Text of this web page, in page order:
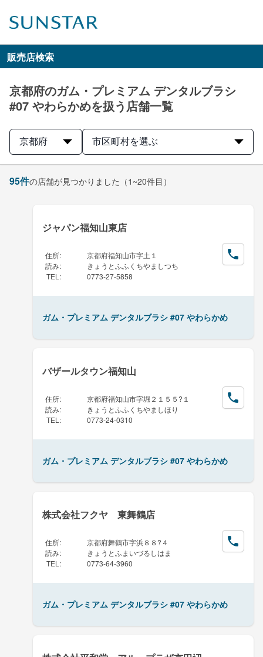
販売店検索
京都府のガム・プレミアム デンタルブラシ
#07 やわらかめを扱う店舗一覧
京都府 市区町村を選ぶ
95件の店舗が見つかりました （1~20件目）
ジャパン福知山東店
住所:
京都府福知山市字土１
読み:
きょうとふふくちやましつち
TEL : 0773-27-5858
ガム・プレミアム デンタルブラシ #07 やわらかめ
バザールタウン福知山
住所:
京都府福知山市字堀２１５５?１
読み:
きょうとふふくちやましほり
TEL : 0773-24-0310
ガム・プレミアム デンタルブラシ #07 やわらかめ
株式会社フクヤ 東舞鶴店
住所:
京都府舞鶴市字浜８８?４
読み:
きょうとふまいづるしはま
TEL : 0773-64-3960
ガム・プレミアム デンタルブラシ #07 やわらかめ